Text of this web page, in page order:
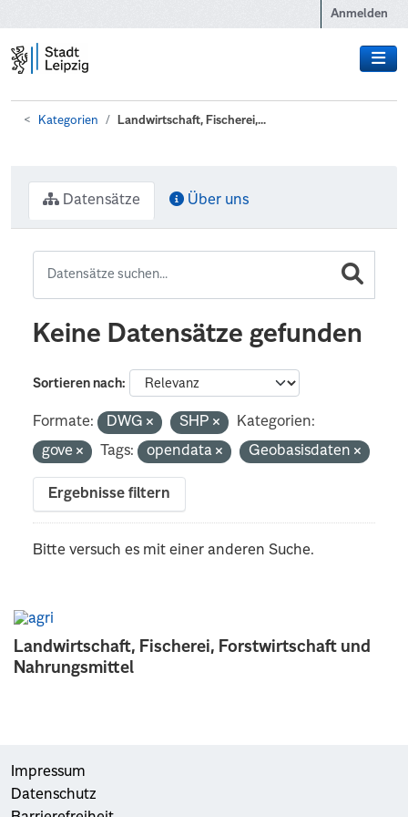
Anmelden
Kategorien Landwirtschaft, Fischerei,...
Landwirtschaft, Fischerei, Forstwirtschaft und
Nahrungsmittel
Datensätze Über uns
Keine Datensätze gefunden
Sortieren nach
Formate: DWG SHP
Kategorien:
gove
Tags: opendata Geobasisdaten
Ergebnisse filtern
Bitte versuch es mit einer anderen Suche.
Impressum
Datenschutz